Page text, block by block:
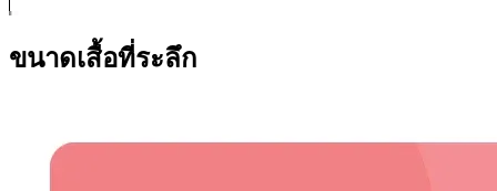
ขนาดเสื้อที่ระลึก